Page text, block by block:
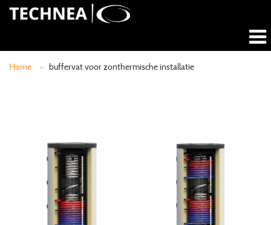
Home » buffervat voor zonthermische installatie